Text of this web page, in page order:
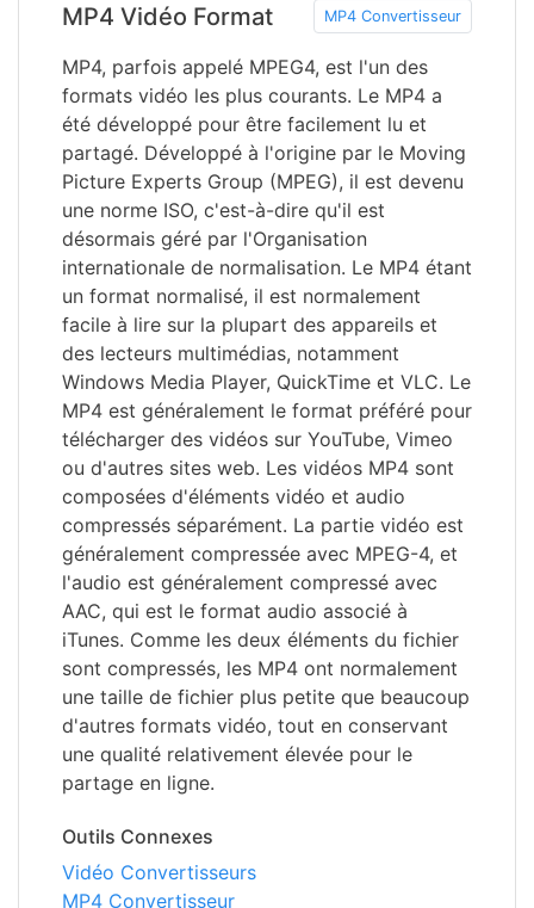
MP4 Vidéo Format MP4 Convertisseur
MP4, parfois appelé MPEG4, est l'un des
formats vidéo les plus courants. Le MP4 a
été développé pour être facilement lu et
partagé. Développé à l'origine par le Moving
Picture Experts Group (MPEG), il est devenu
une norme ISO, c'est-à-dire qu'il est
désormais géré par l'Organisation
internationale de normalisation. Le MP4 étant
un format normalisé, il est normalement
facile à lire sur la plupart des appareils et
des lecteurs multimédias, notamment
Windows Media Player, QuickTime et VLC. Le
MP4 est généralement le format préféré pour
télécharger des vidéos sur YouTube, Vimeo
ou d'autres sites web. Les vidéos MP4 sont
composées d'éléments vidéo et audio
compressés séparément. La partie vidéo est
généralement compressée avec MPEG-4, et
l'audio est généralement compressé avec
AAC, qui est le format audio associé à
iTunes. Comme les deux éléments du fichier
sont compressés, les MP4 ont normalement
une taille de fichier plus petite que beaucoup
d'autres formats vidéo, tout en conservant
une qualité relativement élevée pour le
partage en ligne.
Outils Connexes
Vidéo Convertisseurs
MP4 Convertisseur